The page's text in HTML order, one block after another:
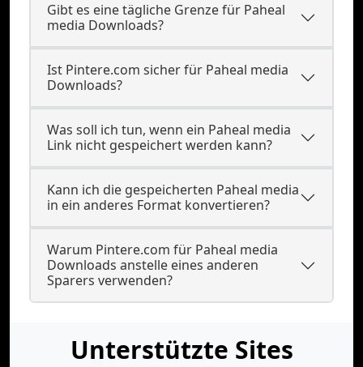
Gibt es eine tägliche Grenze für Paheal
media Downloads?
Ist Pintere.com sicher für Paheal media
Downloads?
Was soll ich tun, wenn ein Paheal media
Link nicht gespeichert werden kann?
Kann ich die gespeicherten Paheal media
in ein anderes Format konvertieren?
Warum Pintere.com für Paheal media
Downloads anstelle eines anderen
Sparers verwenden?
Unterstützte Sites